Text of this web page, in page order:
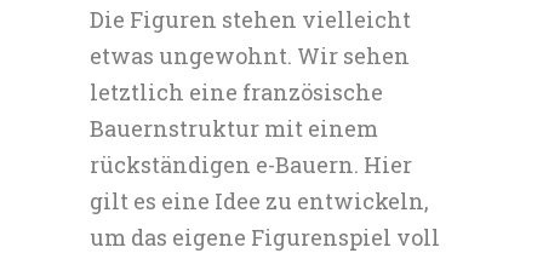
Die Figuren stehen vielleicht
etwas ungewohnt. Wir sehen
letztlich eine französische
Bauernstruktur mit einem
rückständigen e-Bauern. Hier
gilt es eine Idee zu entwickeln,
um das eigene Figurenspiel voll